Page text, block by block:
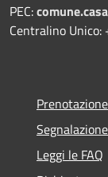
PEC:
Centralino
Leggi le FAQ